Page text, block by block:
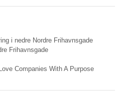
i nedre Nordre Frihavnsgade
Frihavnsgade
Companies With A Purpose